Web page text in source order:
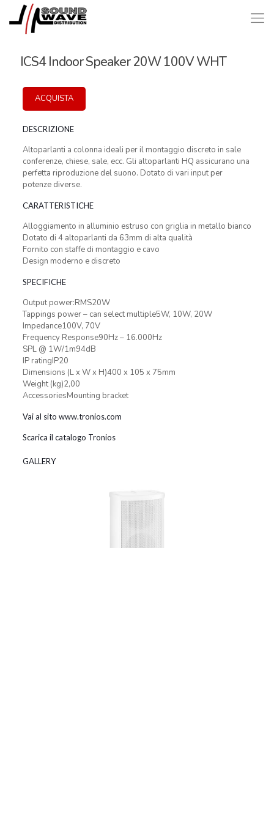
ICS4 Indoor Speaker 20W 100V WHT
ACQUISTA
DESCRIZIONE
Altoparlanti a colonna ideali per il montaggio discreto in sale
conferenze, chiese, sale, ecc. Gli altoparlanti HQ assicurano una
perfetta riproduzione del suono. Dotato di vari input per
potenze diverse.
CARATTERISTICHE
Alloggiamento in alluminio estruso con griglia in metallo bianco
Dotato di 4 altoparlanti da 63mm di alta qualità
Fornito con staffe di montaggio e cavo
Design moderno e discreto
SPECIFICHE
Output power:RMS20W
Tappings power – can select multiple5W, 10W, 20W
Impedance100V, 70V
Frequency Response90Hz – 16.000Hz
SPL @ 1W/1m94dB
IP ratingIP20
Dimensions (L x W x H)400 x 105 x 75mm
Weight (kg)2,00
AccessoriesMounting bracket
Vai al sito www.tronios.com
Scarica il catalogo Tronios
GALLERY